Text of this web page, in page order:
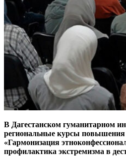
В Дагестанском гуманитарном
региональные курсы
«Гармонизация
профилактика экстремизма в